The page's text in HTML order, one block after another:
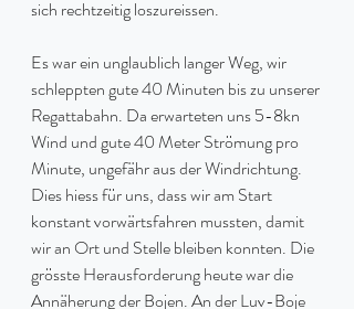
sich rechtzeitig loszureissen.
Es war ein unglaublich langer Weg, wir
schleppten gute 40 Minuten bis zu unserer
Regattabahn. Da erwarteten uns 5-8kn
Wind und gute 40 Meter Strömung pro
Minute, ungefähr aus der Windrichtung.
Dies hiess für uns, dass wir am Start
konstant vorwärtsfahren mussten, damit
wir an Ort und Stelle bleiben konnten. Die
grösste Herausforderung heute war die
Annäherung der Bojen. An der Luv-Boje